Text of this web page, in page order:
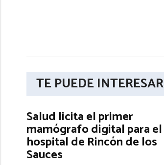
TE PUEDE INTERESAR
Salud licita el primer
mamógrafo digital para el
hospital de Rincón de los
Sauces